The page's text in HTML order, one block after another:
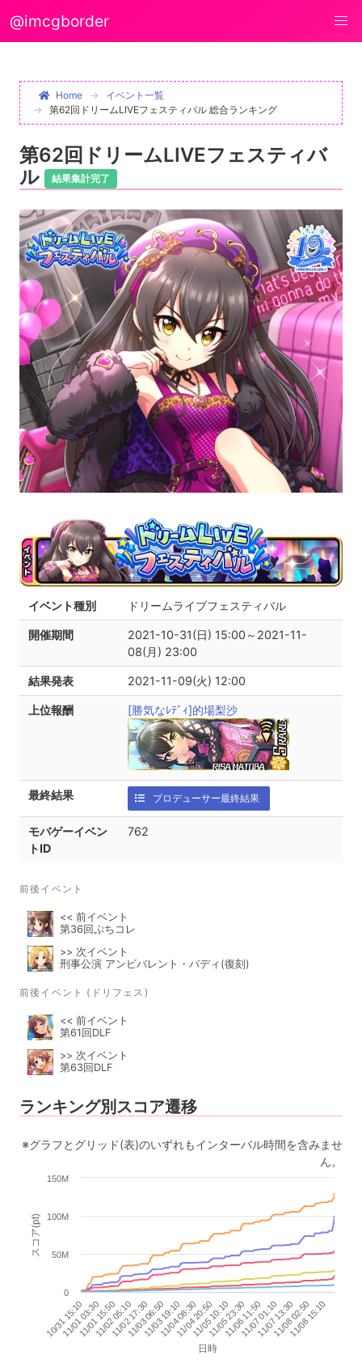
@imcgborder
Home
イベント一覧
第62回ドリームLIVEフェスティバル 総合ランキング
第62回ドリームLIVEフェスティバ
ル
結果集計完了
イベント種別 ドリームライブフェスティバル
開催期間
2021-10-31(日) 15:00～2021-11-
08(月) 23:00
結果発表 2021-11-09(火) 12:00
上位報酬 [勝気なﾚﾃﾞｨ]的場梨沙
最終結果 プロデューサー最終結果
モバゲーイベン
トID
762
前後イベント
<< 前イベント
第36回ぷちコレ
>> 次イベント
刑事公演 アンビバレント・バディ(復刻)
前後イベント (ドリフェス)
<< 前イベント
第61回DLF
>> 次イベント
第63回DLF
ランキング別スコア遷移
※グラフとグリッド(表)のいずれもインターバル時間を含みませ
ん。
日時
スコア(pt)
10/31 15:10
11/01 03:30
11/01 15:50
11/02 05:10
11/02 17:30
11/03 06:50
11/03 19:10
11/04 08:30
11/04 20:50
11/05 10:10
11/05 23:30
11/06 11:50
11/07 01:10
11/07 13:30
11/08 02:50
11/08 15:10
0
50M
100M
150M